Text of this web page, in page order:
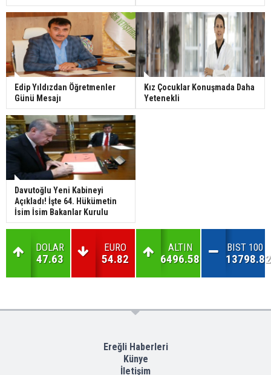
Edip Yıldızdan Öğretmenler
Günü Mesajı
Kız Çocuklar Konuşmada Daha
Yetenekli
Davutoğlu Yeni Kabineyi
Açıkladı! İşte 64. Hükümetin
İsim İsim Bakanlar Kurulu
DOLAR
47.63
EURO
54.82
ALTIN
6496.58
BIST 100
13798.82
Ereğli Haberleri
Künye
İletişim